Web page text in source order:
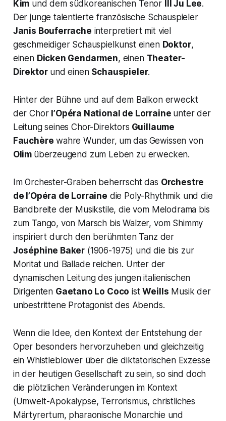
Kim und dem südkoreanischen Tenor Ill Ju Lee.
Der junge talentierte französische Schauspieler
Janis Bouferrache interpretiert mit viel
geschmeidiger Schauspielkunst einen Doktor,
einen Dicken Gendarmen, einen Theater-
Direktorund einen Schauspieler.
Hinter der Bühne und auf dem Balkon erweckt
der Chor l’Opéra National de Lorraine unter der
Leitung seines Chor-Direktors Guillaume
Fauchère wahre Wunder, um das Gewissen von
Olim überzeugend zum Leben zu erwecken.
Im Orchester-Graben beherrscht das Orchestre
de l’Opéra de Lorraine die Poly-Rhythmik und die
Bandbreite der Musikstile, die vom Melodrama bis
zum Tango, von Marsch bis Walzer, vom Shimmy
inspiriert durch den berühmten Tanz der
Joséphine Baker (1906-1975) und die bis zur
Moritat und Ballade reichen. Unter der
dynamischen Leitung des jungen italienischen
Dirigenten Gaetano Lo Coco istWeills Musik der
unbestrittene Protagonist des Abends.
Wenn die Idee, den Kontext der Entstehung der
Oper besonders hervorzuheben und gleichzeitig
einWhistleblowerüber die diktatorischen Exzesse
in der heutigen Gesellschaft zu sein, so sind doch
die plötzlichen Veränderungen im Kontext
(Umwelt-Apokalypse, Terrorismus, christliches
Märtyrertum, pharaonische Monarchie und